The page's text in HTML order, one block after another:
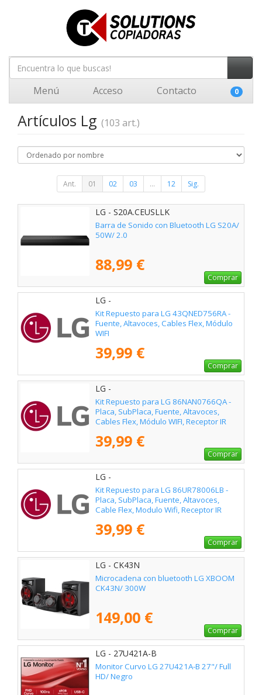
Menú Acceso Contacto 0
Artículos Lg (103 art.)
Ant. 01 02 03 ... 12 Sig.
LG - S20A.CEUSLLK
Barra de Sonido con Bluetooth LG S20A/
50W/ 2.0
88,99 €
Comprar
LG -
Kit Repuesto para LG 43QNED756RA -
Fuente, Altavoces, Cables Flex, Módulo
WIFI
39,99 €
Comprar
LG -
Kit Repuesto para LG 86NAN0766QA -
Placa, SubPlaca, Fuente, Altavoces,
Cables Flex, Módulo WIFI, Receptor IR
39,99 €
Comprar
LG -
Kit Repuesto para LG 86UR78006LB -
Placa, SubPlaca, Fuente, Altavoces,
Cable Flex, Modulo Wifi, Receptor IR
39,99 €
Comprar
LG - CK43N
Microcadena con bluetooth LG XBOOM
CK43N/ 300W
149,00 €
Comprar
LG - 27U421A-B
Monitor Curvo LG 27U421A-B 27"/ Full
HD/ Negro